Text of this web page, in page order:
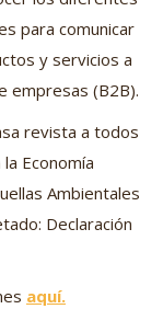
para comunicar
y servicios a
empresas (B2B).
revista a todos
Economía
Ambientales
Declaración
aquí.